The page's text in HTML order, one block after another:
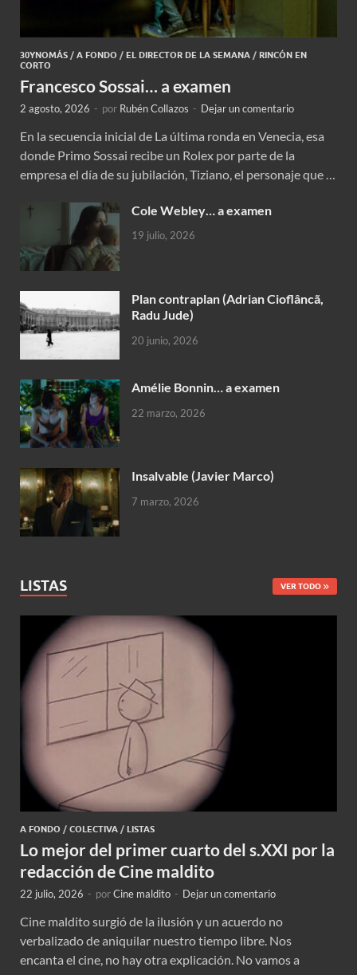
30YNOMÁS / A FONDO / EL DIRECTOR DE LA SEMANA / RINCÓN EN
CORTO
Francesco Sossai… a examen
2 agosto, 2026 - por Rubén Collazos - Dejar un comentario
En la secuencia inicial de La última ronda en Venecia, esa
donde Primo Sossai recibe un Rolex por parte de la
empresa el día de su jubilación, Tiziano, el personaje que …
Cole Webley… a examen
19 julio, 2026
Plan contraplan (Adrian Cioflâncã,
Radu Jude)
20 junio, 2026
Amélie Bonnin… a examen
22 marzo, 2026
Insalvable (Javier Marco)
7 marzo, 2026
LISTAS VER TODO
A FONDO / COLECTIVA / LISTAS
Lo mejor del primer cuarto del s.XXI por la
redacción de Cine maldito
22 julio, 2026 - porCine maldito - Dejar un comentario
Cine maldito surgió de la ilusión y un acuerdo no
verbalizado de aniquilar nuestro tiempo libre. Nos
encanta el cine, no hay otra explicación. No vamos a